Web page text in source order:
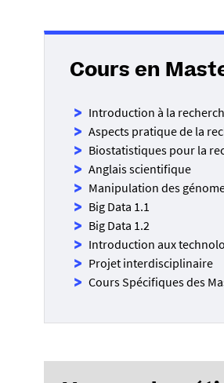
Cours en
Introduction à la
Aspects pratique de la
Biostatistiques pour la
Anglais scientifique
Manipulation des
Big Data 1.1
Big Data 1.2
Introduction aux
Projet interdisciplinaire
Cours Spécifiques des